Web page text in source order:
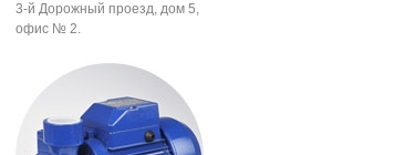
3-й Дорожный проезд, дом 5,
офис № 2.